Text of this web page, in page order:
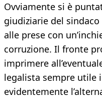
Ovviamente si è
giudiziarie del
alle prese con
corruzione. Il fronte
imprimere
legalista sempre utile
evidentemente